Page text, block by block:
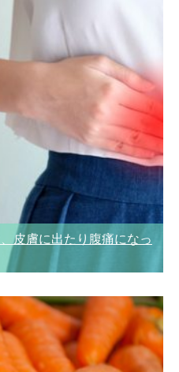
皮膚に出たり腹痛になっ